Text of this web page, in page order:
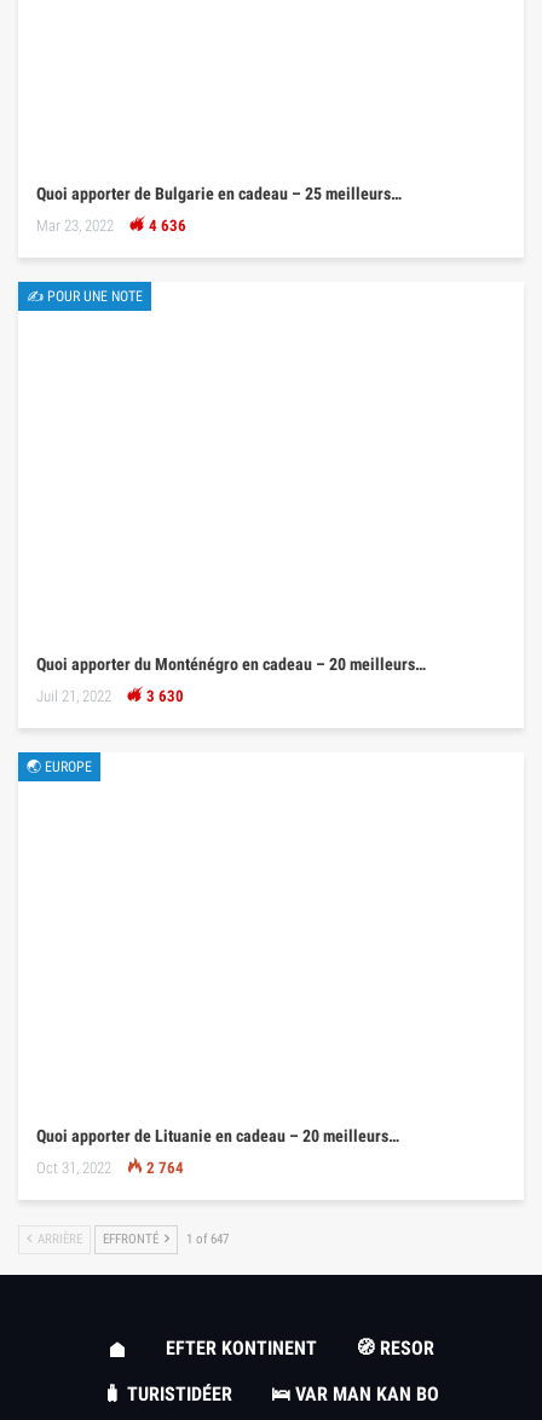
Quoi apporter de Bulgarie en cadeau – 25 meilleurs…
Mar 23, 2022 4 636
✍ POUR UNE NOTE
Quoi apporter du Monténégro en cadeau – 20 meilleurs…
Juil 21, 2022 3 630
🌏 EUROPE
Quoi apporter de Lituanie en cadeau – 20 meilleurs…
Oct 31, 2022 2 764
ARRIÈRE EFFRONTÉ 1 of 647
EFTER KONTINENT
🧭 RESOR
🧳 TURISTIDÉER
🛌 VAR MAN KAN BO